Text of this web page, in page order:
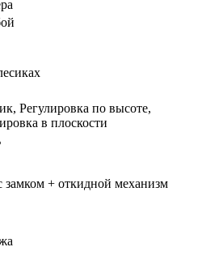
Регулировка по высоте,
в плоскости
замком + откидной механизм